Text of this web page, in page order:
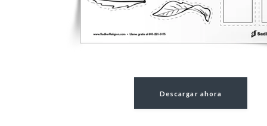
Descargar ahora